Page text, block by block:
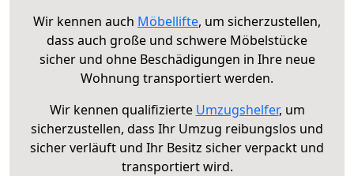
Wir kennen auch Möbellifte, um sicherzustellen,
dass auch große und schwere Möbelstücke
sicher und ohne Beschädigungen in Ihre neue
Wohnung transportiert werden.
Wir kennen qualifizierte Umzugshelfer, um
sicherzustellen, dass Ihr Umzug reibungslos und
sicher verläuft und Ihr Besitz sicher verpackt und
transportiert wird.